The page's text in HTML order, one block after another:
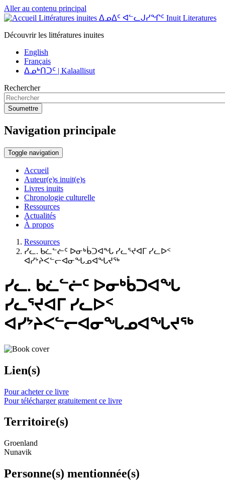
Aller au contenu principal
Littératures inuites ᐃᓄᐃᑦ ᐊᓪᓚᒍᓯᖏᑦ Inuit Literatures
Découvrir les littératures inuites
English
Français
ᐃᓄᒃᑎᑐᑦ | Kalaallisut
Rechercher
Soumettre
Navigation principale
Toggle navigation
Accueil
Auteur(e)s inuit(e)s
Livres inuits
Chronologie culturelle
Ressources
Actualités
À propos
Ressources
ᓯᓚ. ᑲᓛᓪᓖᑦ ᐅᓂᒃᑳᑐᐊᖓ ᓯᓚᕐᔪᐊᒥ ᓯᓚᐅᑉ
ᐊᓯᔾᔨᐸᓪᓕᐊᓂᖓᓄᐊᖓᔪᖅ
ᓯᓚ. ᑲᓛᓪᓖᑦ ᐅᓂᒃᑳᑐᐊᖓ
ᓯᓚᕐᔪᐊᒥ ᓯᓚᐅᑉ
ᐊᓯᔾᔨᐸᓪᓕᐊᓂᖓᓄᐊᖓᔪᖅ
Lien(s)
Pour acheter ce livre
Pour télécharger gratuitement ce livre
Territoire(s)
Groenland
Nunavik
Personne(s) mentionnée(s)